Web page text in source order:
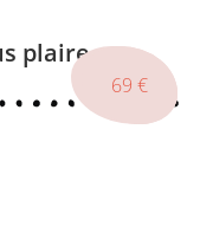
plaire
139 €
69 €
69 €